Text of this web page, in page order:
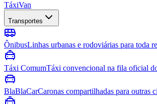
TáxiVan
Transportes
ÔnibusLinhas urbanas e rodoviárias para toda
Táxi ComumTáxi convencional na fila oficial
BlaBlaCarCaronas compartilhadas para outras